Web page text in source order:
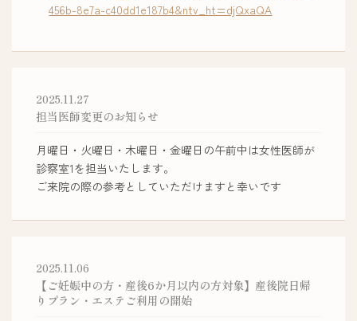
456b-8e7a-c40dd1e187b4&ntv_ht=djQxaQA
2025.11.27
担当医師変更のお知らせ
月曜日・火曜日・木曜日・金曜日の午前中は女性医師が
診察室1を担当いたします。
ご来院の際の参考としていただけますと幸いです
2025.11.06
【ご妊娠中の方・産後6か月以内の方対象】産後院日帰
りプラン・エステご利用の開始